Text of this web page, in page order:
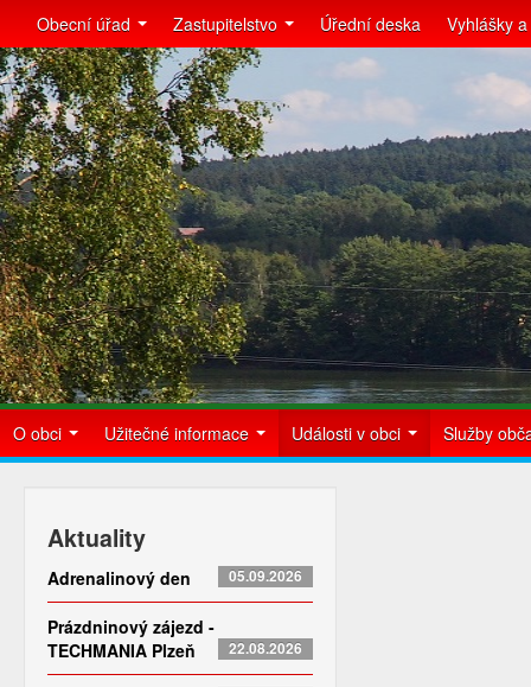
Obecní úřad Zastupitelstvo Úřední deska Vyhlášky
O obci Užitečné informace Události v obci Služby
Aktuality
Adrenalinový den 05.09.2026
Prázdninový zájezd -
TECHMANIA Plzeň
22.08.2026